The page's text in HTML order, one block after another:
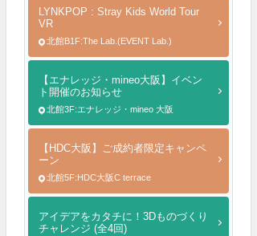
LYNKPOP : Stray Kids World Tour
VR
北館B1F:The Lab.(EVENT Lab.)
【エナレッジ・mineo大阪】イベン
ト開催のお知らせ
北館3F:エナレッジ・mineo 大阪
【HDC大阪】ご成約者限定キャンペ
ーン
北館5F:HDC大阪C terrace
アイデアをカタチに！3Dものづくり
チャレンジ (全4回)